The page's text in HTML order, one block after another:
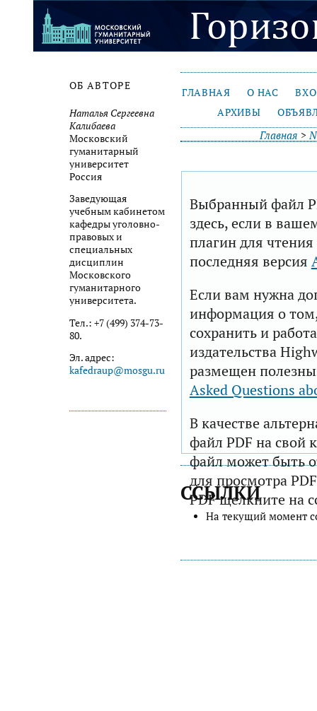
ОБ АВТОРЕ
Наталья Сергеевна
Калибаева
Московский
гуманитарный
университет
Россия
Заведующая
учебным кабинетом
кафедры уголовно-
правовых и
специальных
дисциплин
Московского
гуманитарного
университета.
Тел.: +7 (499) 374-73-
80.
Эл. адрес:
kafedraup@mosgu.ru
ГЛАВНАЯ О НАС
АРХИВЫ
Главная >
Выбранный файл
здесь, если в
плагин для
последняя версия
Если вам нужна
информация о том,
сохранить и
издательства
размещен
Asked Questions
В качестве
файл PDF на свой
файл может быть
для просмотра
PDF щелкните на
ССЫЛКИ
На текущий момент